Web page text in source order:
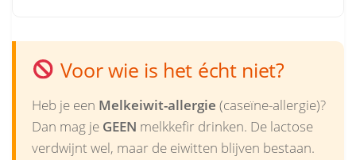
Voor wie is het écht niet?
Heb je een Melkeiwit-allergie (caseïne-allergie)?
Dan mag je GEEN melkkefir drinken. De lactose
verdwijnt wel, maar de eiwitten blijven bestaan.